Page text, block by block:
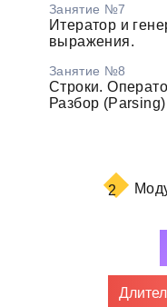
Занятие №7
Итератор и
выражения.
Занятие №8
Строки.
Разбор (Parsing)
2